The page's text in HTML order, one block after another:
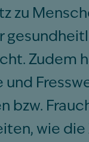
zu
Zudem
und
bzw.
wie die